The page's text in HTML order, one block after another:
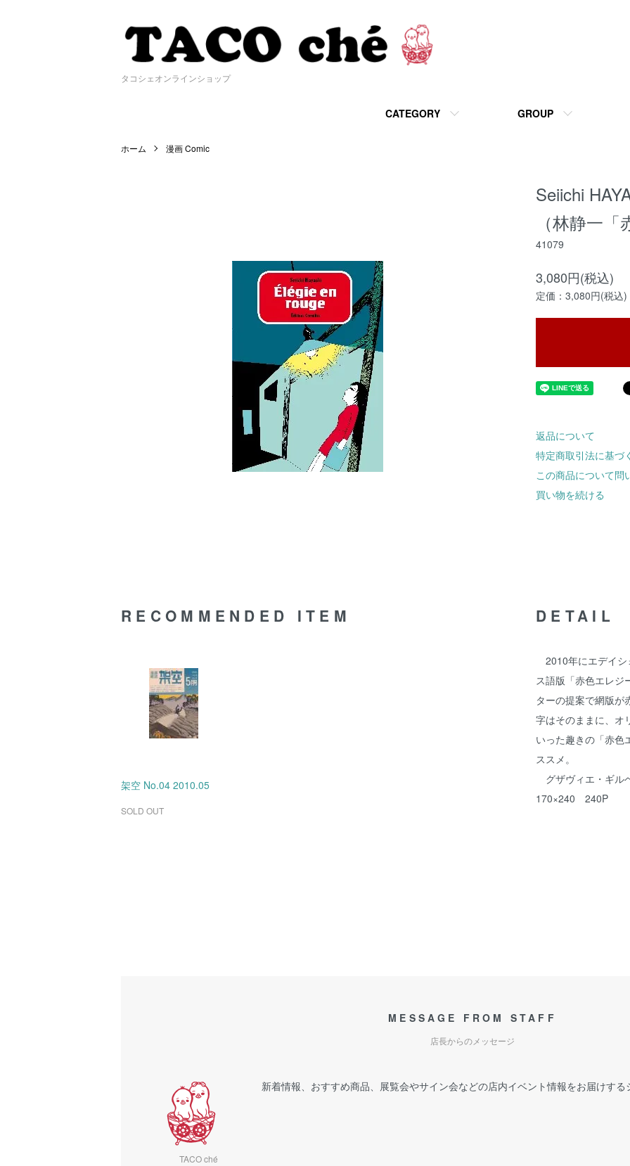
タコシェオンラインショップ
CATEGORY GROUP
ホーム 漫画 Comic
Seiichi
（林静一「
41079
3,080円(税込)
定価：3,080円(税込)
返品について
特定商取引法に基づ
この商品について問
買い物を続ける
DETAIL
2010年にエデイシ
ス語版「赤色エレジ
ターの提案で網版が
字はそのままに、オ
いった趣きの「赤色
ススメ。
グザヴィエ・ギル
170×240 240P
RECOMMENDED ITEM
架空 No.04 2010.05
SOLD OUT
MESSAGE FROM STAFF
店長からのメッセージ
TACO ché
新着情報、おすすめ商品、展覧会やサイン会などの店内イベント情報をお届けする